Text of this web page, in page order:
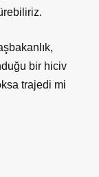
bir hiciv
trajedi mi